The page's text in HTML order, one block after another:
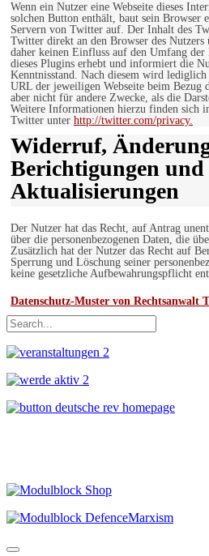
Wenn ein Nutzer eine Webseite dieses
solchen Button enthält, baut sein Browser
Servern von Twitter auf. Der Inhalt des
Twitter direkt an den Browser des
daher keinen Einfluss auf den Umfang
dieses Plugins erhebt und informiert die
Kenntnisstand. Nach diesem wird
URL der jeweiligen Webseite beim Bezug
aber nicht für andere Zwecke, als die
Weitere Informationen hierzu finden sich
Twitter unter http://twitter.com/privacy.
Widerruf,
Berichtigungen und
Aktualisierungen
Der Nutzer hat das Recht, auf Antrag
über die personenbezogenen Daten, die
Zusätzlich hat der Nutzer das Recht auf
Sperrung und Löschung seiner
keine gesetzliche Aufbewahrungspflicht
Datenschutz-Muster von Rechtsanwalt